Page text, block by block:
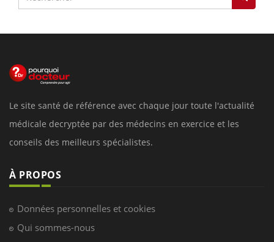
Le site santé de référence avec chaque jour toute l'actualité
médicale decryptée par des médecins en exercice et les
conseils des meilleurs spécialistes.
À PROPOS
Données personnelles et cookies
Qui sommes-nous